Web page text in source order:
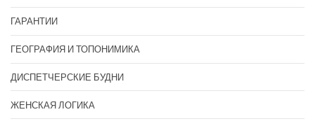
ГАРАНТИИ
ГЕОГРАФИЯ И ТОПОНИМИКА
ДИСПЕТЧЕРСКИЕ БУДНИ
ЖЕНСКАЯ ЛОГИКА